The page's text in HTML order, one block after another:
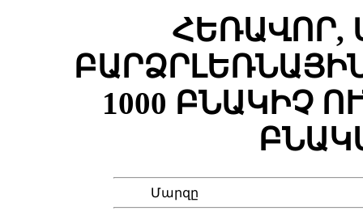
ՀԵՌԱՎՈՐ,
1000 ԲՆԱԿԻՉ
Մարզը